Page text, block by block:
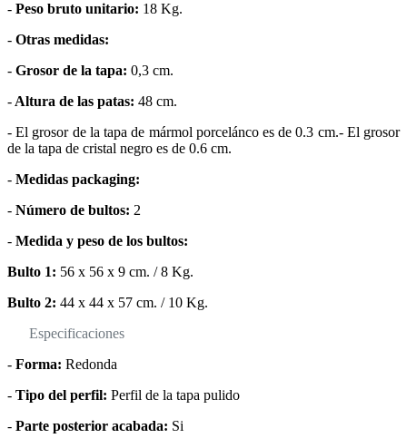
- Peso bruto unitario: 18 Kg.
- Otras medidas:
- Grosor de la tapa: 0,3 cm.
- Altura de las patas: 48 cm.
- El grosor de la tapa de mármol porcelánco es de 0.3 cm.- El grosor
de la tapa de cristal negro es de 0.6 cm.
- Medidas packaging:
- Número de bultos: 2
- Medida y peso de los bultos:
Bulto 1: 56 x 56 x 9 cm. / 8 Kg.
Bulto 2: 44 x 44 x 57 cm. / 10 Kg.
Especificaciones
- Forma: Redonda
- Tipo del perfil: Perfil de la tapa pulido
- Parte posterior acabada: Si